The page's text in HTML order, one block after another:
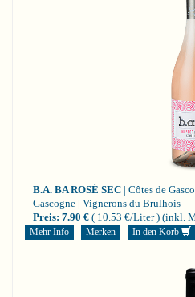
B.A. BA ROSÉ SEC | Côtes de
Gascogne | Vignerons du Brulhois
Preis: 7.90 € ( 10.53 €/Liter ) (inkl.
Mehr Info Merken In den Korb